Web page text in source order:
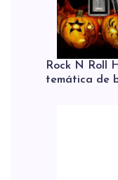
Rock N Roll
temática de